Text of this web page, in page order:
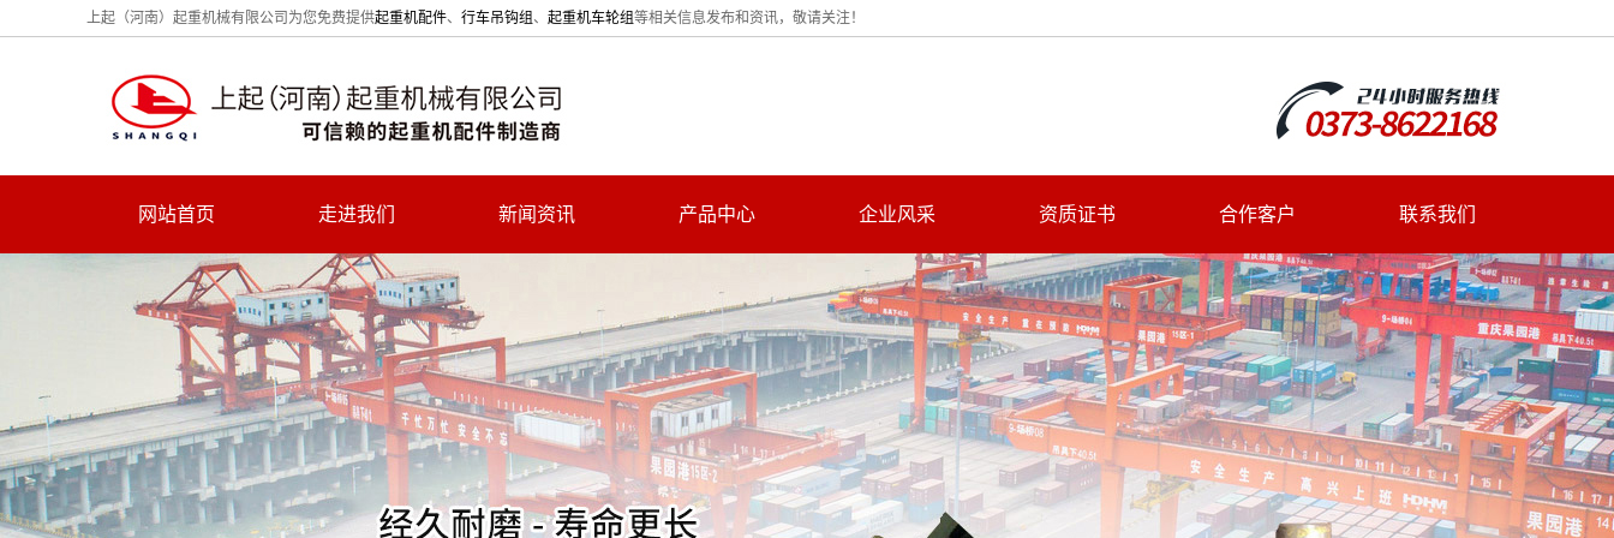
上起（河南）起重机械有限公司为您免费提供起重机配件、 行车吊钩组 、 起重机车轮组等相关信息发布和资讯，敬请关注！
网站首页 走进我们 新闻资讯 产品中心 企业风采 资质证书 合作客户 联系我们